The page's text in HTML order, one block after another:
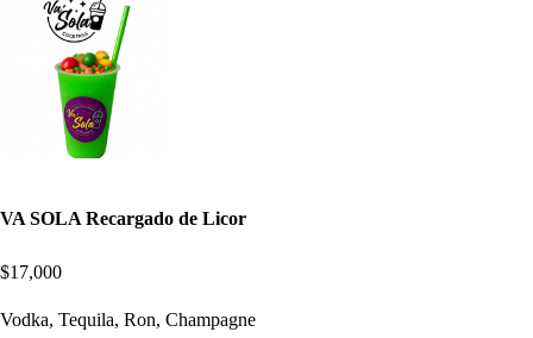
VA SOLA Recargado de Licor
$17,000
Vodka, Tequila, Ron, Champagne